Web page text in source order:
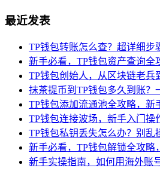
最近发表
TP钱包转账怎么查？超详细步
新手必看，TP钱包资产查询全
TP钱包创始人，从区块链老兵
抹茶提币到TP钱包多久到账
TP钱包添加流通池全攻略，新
TP钱包连接波场，新手入门操
TP钱包私钥丢失怎么办？别乱
新手必看，TP钱包解锁全攻略
新手实操指南，如何用海外账